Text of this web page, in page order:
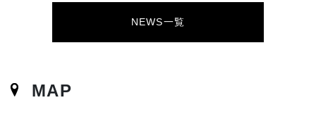
NEWS一覧
MAP